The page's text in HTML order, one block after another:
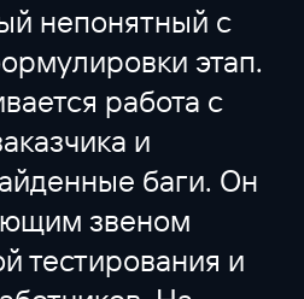
непонятный с
этап.
работа с
и
баги. Он
звеном
тестирования и